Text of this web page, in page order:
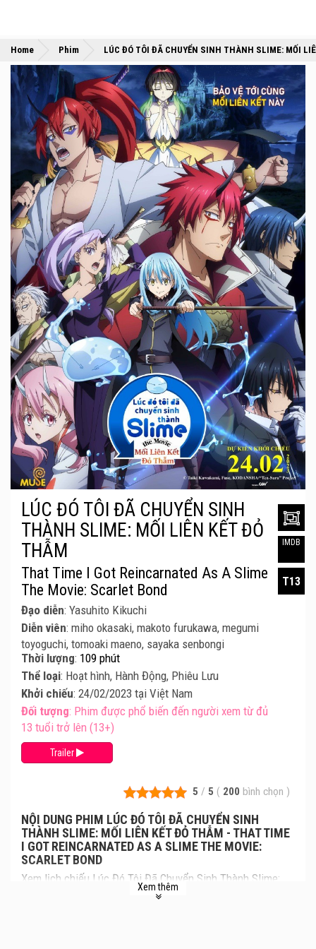
Home Phim LÚC ĐÓ TÔI ĐÃ CHUYỂN SINH THÀNH SLIME: MỐI
5 / 5 ( 200 bình chọn )
NỘI DUNG PHIM LÚC ĐÓ TÔI ĐÃ CHUYỂN SINH
THÀNH SLIME: MỐI LIÊN KẾT ĐỎ THẪM - THAT TIME
I GOT REINCARNATED AS A SLIME THE MOVIE:
SCARLET BOND
Xem lịch chiếu Lúc Đó Tôi Đã Chuyển Sinh Thành Slime:
Mối Liên Kết Đỏ Thẫm mới nhất, giá vé Lúc Đó Tôi Đã
Xem thêm
LÚC ĐÓ TÔI ĐÃ CHUYỂN SINH
THÀNH SLIME: MỐI LIÊN KẾT ĐỎ
THẪM
That Time I Got Reincarnated As A Slime
The Movie: Scarlet Bond
Đạo diễn: Yasuhito Kikuchi
Diễn viên: miho okasaki, makoto furukawa, megumi
toyoguchi, tomoaki maeno, sayaka senbongi
Thời lượng: 109 phút
Thể loại: Hoạt hình, Hành Động, Phiêu Lưu
Khởi chiếu: 24/02/2023 tại Việt Nam
Đối tượng: Phim được phổ biến đến người xem từ đủ
13 tuổi trở lên (13+)
Trailer
IMDB
T13